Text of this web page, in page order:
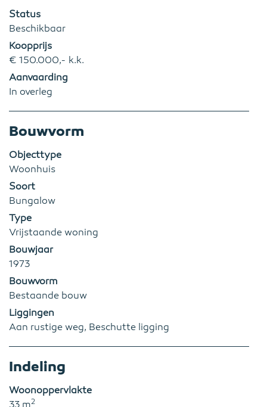
Status
Beschikbaar
Koopprijs
€ 150.000,- k.k.
Aanvaarding
In overleg
Bouwvorm
Objecttype
Woonhuis
Soort
Bungalow
Type
Vrijstaande woning
Bouwjaar
1973
Bouwvorm
Bestaande bouw
Liggingen
Aan rustige weg, Beschutte ligging
Indeling
Woonoppervlakte
33 m2